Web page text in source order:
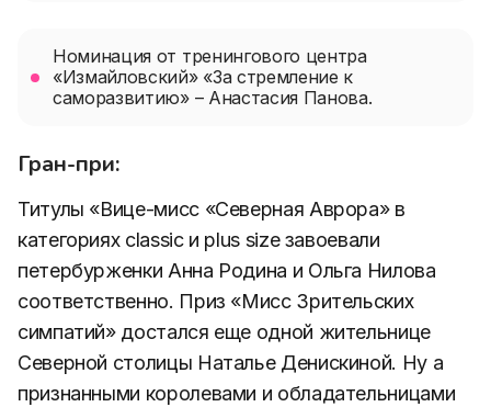
Номинация от тренингового центра
«Измайловский» «За стремление к
саморазвитию» – Анастасия Панова.
Гран-при:
Титулы «Вице-мисс «Северная Аврора» в
категориях classic и plus size завоевали
петербурженки Анна Родина и Ольга Нилова
соответственно. Приз «Мисс Зрительских
симпатий» достался еще одной жительнице
Северной столицы Наталье Денискиной. Ну а
признанными королевами и обладательницами